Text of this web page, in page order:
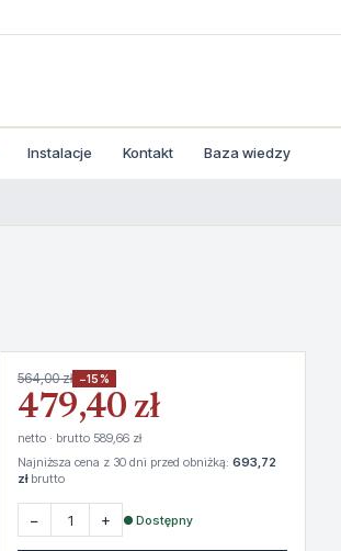
Instalacje Kontakt Baza wiedzy
564,00 zł −15%
479,40 zł
netto · brutto 589,66 zł
Najniższa cena z 30 dni przed obniżką: 693,72
złbrutto
− + ● Dostępny